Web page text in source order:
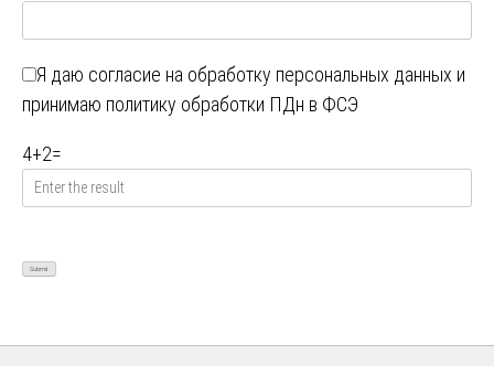
Я даю согласие на обработку персональных данных и
принимаю политику обработки ПДн в ФСЭ
4+2=